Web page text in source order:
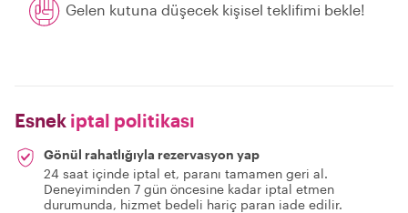
Gelen kutuna düşecek kişisel teklifimi bekle!
Esnek iptal politikası
Gönül rahatlığıyla rezervasyon yap
24 saat içinde iptal et, paranı tamamen geri al.
Deneyiminden 7 gün öncesine kadar iptal etmen
durumunda, hizmet bedeli hariç paran iade edilir.